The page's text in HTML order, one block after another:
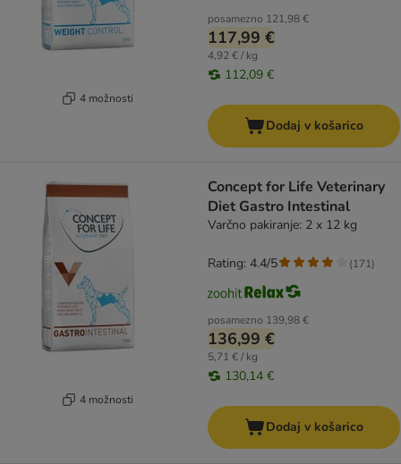
4 možnosti
posamezno 121,98 €
117,99 €
4,92 € / kg
112,09 €
Dodaj v košarico
4 možnosti
Concept for Life Veterinary
Diet Gastro Intestinal
Varčno pakiranje: 2 x 12 kg
posamezno 139,98 €
136,99 €
5,71 € / kg
130,14 €
Rating: 4.4/5 (171)
Dodaj v košarico